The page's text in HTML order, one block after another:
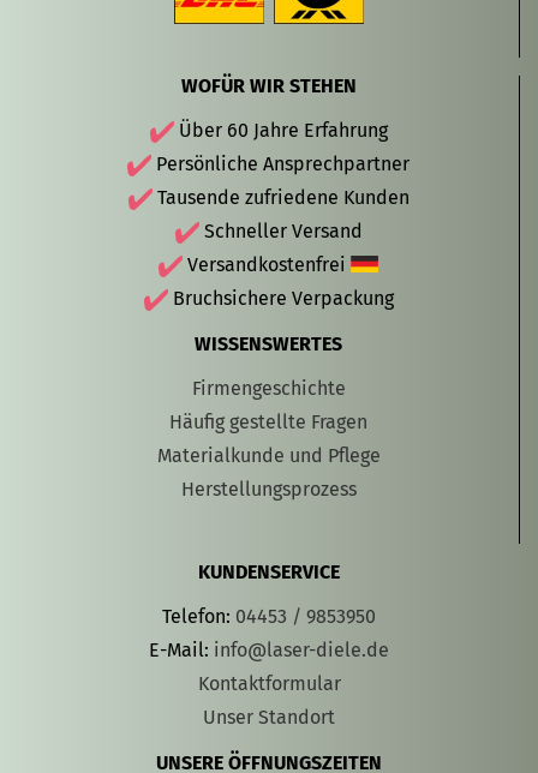
WOFÜR WIR STEHEN
Über 60 Jahre Erfahrung
Persönliche Ansprechpartner
Tausende zufriedene Kunden
Schneller Versand
Versandkostenfrei
Bruchsichere Verpackung
WISSENSWERTES
Firmengeschichte
Häufig gestellte Fragen
Materialkunde und Pflege
Herstellungsprozess
KUNDENSERVICE
Telefon: 04453 / 9853950
E-Mail: info@laser-diele.de
Kontaktformular
Unser Standort
UNSERE ÖFFNUNGSZEITEN